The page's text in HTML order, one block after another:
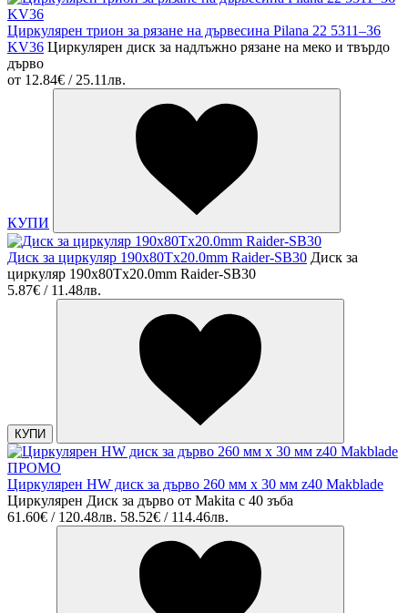
Циркулярен трион за рязане на дървесина Pilana 22 5311–36
KV36 Циркулярен диск за надлъжно рязане на меко и твърдо
дърво
от 12.84€ / 25.11лв.
КУПИ
Диск за циркуляр 190х80Tх20.0mm Raider-SB30 Диск за
циркуляр 190х80Tх20.0mm Raider-SB30
5.87€ / 11.48лв.
КУПИ
ПРОМО
Циркулярен HW диск за дърво 260 мм х 30 мм z40 Makblade
Циркулярен Диск за дърво от Makita с 40 зъба
61.60€ / 120.48лв. 58.52€ / 114.46лв.